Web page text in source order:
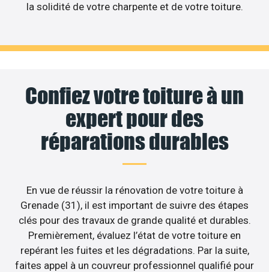
la solidité de votre charpente et de votre toiture.
Confiez votre toiture à un
expert pour des
réparations durables
En vue de réussir la rénovation de votre toiture à
Grenade (31), il est important de suivre des étapes
clés pour des travaux de grande qualité et durables.
Premièrement, évaluez l’état de votre toiture en
repérant les fuites et les dégradations. Par la suite,
faites appel à un couvreur professionnel qualifié pour